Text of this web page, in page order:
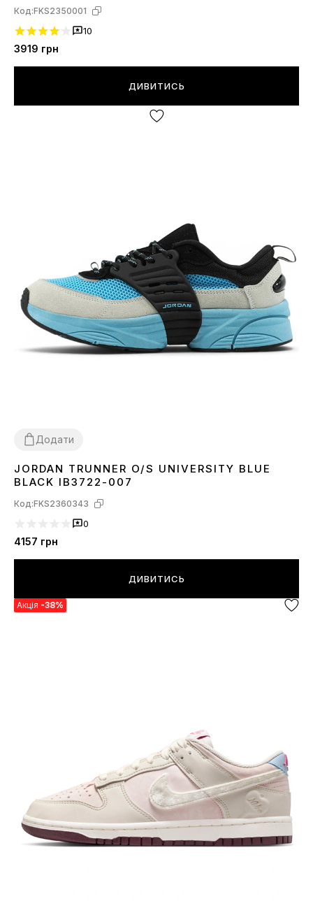
Код:FKS2350001
10
3919 грн
ДИВИТИСЬ
Додати
36373839 4041 424344 45
JORDAN TRUNNER O/S UNIVERSITY BLUE
BLACK IB3722-007
Код:FKS2360343
0
4157 грн
ДИВИТИСЬ
Акція -38%